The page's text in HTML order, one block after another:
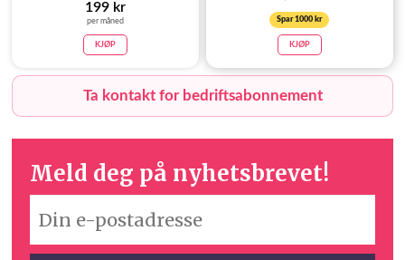
199 kr
per måned
KJØP
Spar 1000 kr
KJØP
Ta kontakt for bedriftsabonnement
Meld deg på nyhetsbrevet!